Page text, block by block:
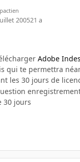
200521 a
Adobe
qui te permettra
les 30 jours de
30 jours